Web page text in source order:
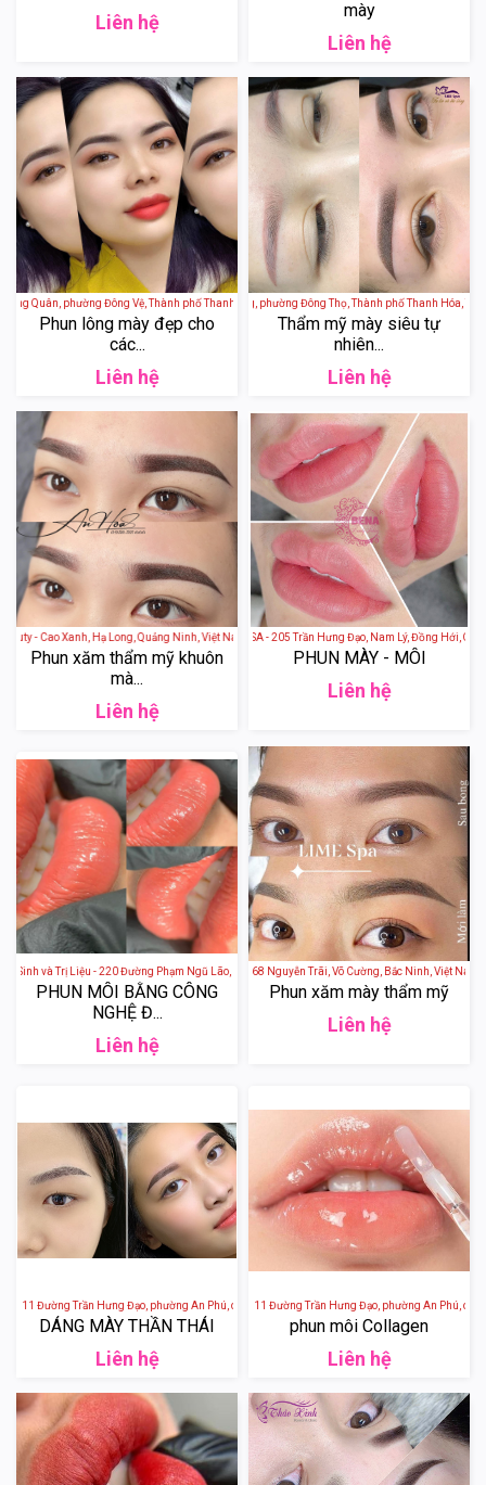
Liên hệ
mày
Liên hệ
Quân, phường Đông Vệ, Thành phố Thanh Hóa, Thanh Hoá, Việt Nam
Phun lông mày đẹp cho
các...
Liên hệ
SK II Spa - 39 Đội Cung, phường Đông Thọ, Thành phố Thanh Hóa,
Thẩm mỹ mày siêu tự
nhiên...
Liên hệ
Beauty - Cao Xanh, Hạ Long, Quảng Ninh, Việt Nam
Phun xăm thẩm mỹ khuôn
mà...
Liên hệ
Thẩm Mỹ Viện Bena USA - 205 Trần Hưng Đạo, Nam Lý, Đồng Hới,
PHUN MÀY - MÔI
Liên hệ
Sinh và Trị Liệu - 220 Đường Phạm Ngũ Lão, Hiệp Thành, Thủ Dầu Một, Bình Dương, Việt Nam
PHUN MÔI BẰNG CÔNG
NGHỆ Đ...
Liên hệ
Lime Spa Bắc Ninh - 268 Nguyễn Trãi, Võ Cường, Bắc Ninh, Việt Nam
Phun xăm mày thẩm mỹ
Liên hệ
111 Đường Trần Hưng Đạo, phường An Phú, quận Ninh Kiều, Cần Thơ, Việt Nam
DÁNG MÀY THẦN THÁI
Liên hệ
Viện Thẩm Mỹ DIVA - 111 Đường Trần Hưng Đạo, phường An Phú, quận
phun môi Collagen
Liên hệ